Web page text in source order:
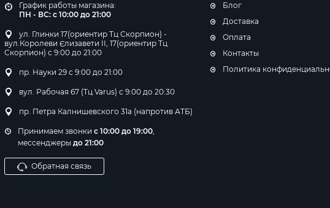
График работы магазина:
ПН - ВС: с 10:00 до 21:00
ул. Глинки 17(ориентир Тц Скорпион) -
вул.Королеви Єлизавети ІІ, 17(ориентир Тц
Скорпион) с 9:00 до 21:00
пр. Науки 29 с 9:00 до 21:00
вул. Рабочая 67 (Тц Varus) с 9:00 до 20:30
пр. Петра Калнишевского 31а (напротив АТБ)
Принимаем звонки с 10:00 до 19:00,
мессенджеры до 21:00
Обратная связь
Блог
Доставка
Оплата
Контакты
Политика